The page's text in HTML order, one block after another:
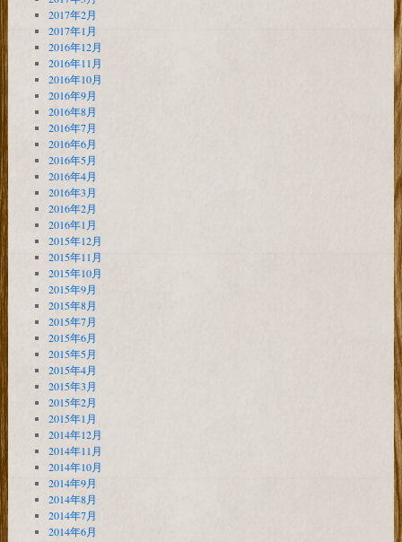
2017年2月
2017年1月
2016年12月
2016年11月
2016年10月
2016年9月
2016年8月
2016年7月
2016年6月
2016年5月
2016年4月
2016年3月
2016年2月
2016年1月
2015年12月
2015年11月
2015年10月
2015年9月
2015年8月
2015年7月
2015年6月
2015年5月
2015年4月
2015年3月
2015年2月
2015年1月
2014年12月
2014年11月
2014年10月
2014年9月
2014年8月
2014年7月
2014年6月